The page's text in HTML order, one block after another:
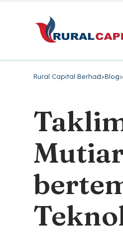
Rural Capital Berhad>Blog>